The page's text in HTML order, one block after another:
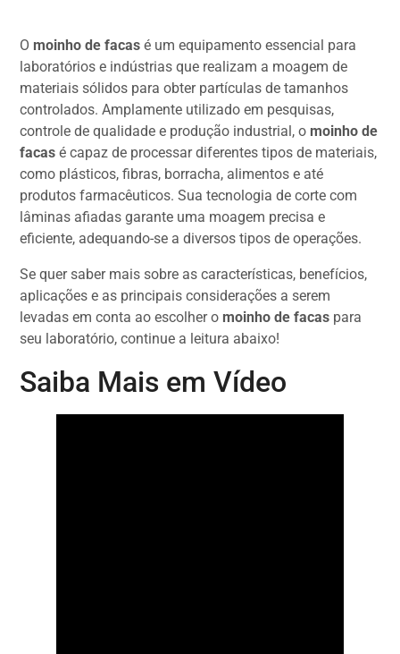
O moinho de facas é um equipamento essencial para
laboratórios e indústrias que realizam a moagem de
materiais sólidos para obter partículas de tamanhos
controlados. Amplamente utilizado em pesquisas,
controle de qualidade e produção industrial, o moinho de
facas é capaz de processar diferentes tipos de materiais,
como plásticos, fibras, borracha, alimentos e até
produtos farmacêuticos. Sua tecnologia de corte com
lâminas afiadas garante uma moagem precisa e
eficiente, adequando-se a diversos tipos de operações.
Se quer saber mais sobre as características, benefícios,
aplicações e as principais considerações a serem
levadas em conta ao escolher o moinho de facas para
seu laboratório, continue a leitura abaixo!
Saiba Mais em Vídeo